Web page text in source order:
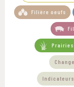
Filière oeufs